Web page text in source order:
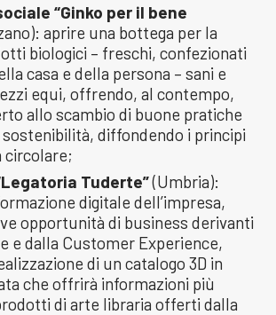
“Ginko per il bene
aprire una bottega per la
biologici – freschi, confezionati
casa e della persona – sani e
equi, offrendo, al contempo,
allo scambio di buone pratiche
diffondendo i principi
circolare;
Tuderte”(Umbria):
digitale dell’impresa,
opportunità di business derivanti
e dalla Customer Experience,
di un catalogo 3D in
che offrirà informazioni più
di arte libraria offerti dalla